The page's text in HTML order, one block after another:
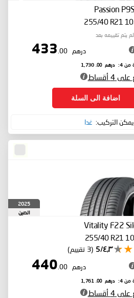
Passion P9S
255/40 R21
لم يتم تقييمه بعد
درهم 433
.00
من 4: درهم 1,730
.00
4 أقساط
اضافة الى السلة
يمكن التركيب: غدا
2025
الصين
Vitality F22
255/40 R21
٤٫٣/5 (3 تقييم)
درهم 440
.00
من 4: درهم 1,761
.00
4 أقساط